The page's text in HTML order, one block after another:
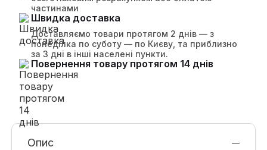
частинами
Швидка доставка
Доставляємо товари протягом 2 днів — з
понеділка по суботу — по Києву, та приблизно
за 3 дні в інші населені пункти.
Повернення товару протягом 14 днів
Опис